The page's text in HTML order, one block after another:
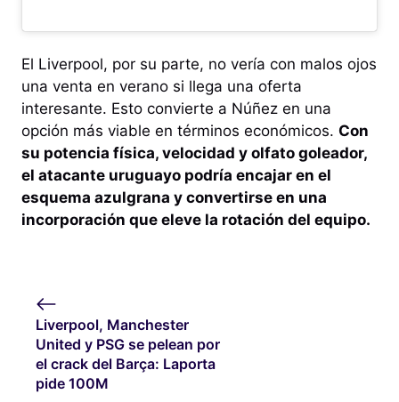
El Liverpool, por su parte, no vería con malos ojos
una venta en verano si llega una oferta
interesante. Esto convierte a Núñez en una
opción más viable en términos económicos. Con
su potencia física, velocidad y olfato goleador,
el atacante uruguayo podría encajar en el
esquema azulgrana y convertirse en una
incorporación que eleve la rotación del equipo.
Liverpool, Manchester
United y PSG se pelean por
el crack del Barça: Laporta
pide 100M